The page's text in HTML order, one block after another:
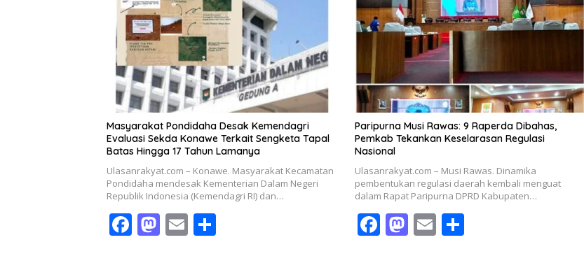
Masyarakat Pondidaha Desak Kemendagri
Evaluasi Sekda Konawe Terkait Sengketa Tapal
Batas Hingga 17 Tahun Lamanya
Ulasanrakyat.com – Konawe. Masyarakat Kecamatan
Pondidaha mendesak Kementerian Dalam Negeri
Republik Indonesia (Kemendagri RI) dan…
F M E
Paripurna Musi Rawas: 9 Raperda Dibahas,
Pemkab Tekankan Keselarasan Regulasi
Nasional
Ulasanrakyat.com – Musi Rawas. Dinamika
pembentukan regulasi daerah kembali menguat
dalam Rapat Paripurna DPRD Kabupaten…
F M E S